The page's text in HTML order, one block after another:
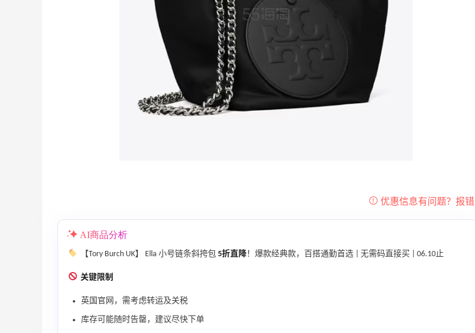
AI商品分析
【Tory Burch UK】 Ella 小号链条斜挎包 5折直降！爆款经典款，百搭通勤首选 | 无需码直接买 | 06.10止
关键限制
英国官网，需考虑转运及关税
库存可能随时告罄，建议尽快下单
PRADA、LOEWE、加拿大鹅等
享9折优惠
Base Blu
iHerb ：88全球好物节！选购日常保健、
无门槛7.5折
iHerb
Mytheresa：折扣区时尚上新热卖 关注
TOTEME、ZIMMERMAN 等
Mytheresa